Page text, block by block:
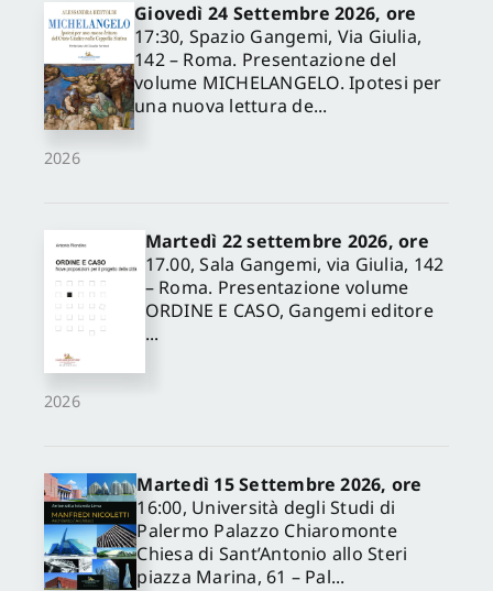
2026
Giovedì 24 Settembre 2026, ore
17:30, Spazio Gangemi, Via Giulia,
142 – Roma. Presentazione del
volume MICHELANGELO. Ipotesi per
una nuova lettura de...
2026
Martedì 22 settembre 2026, ore
17.00, Sala Gangemi, via Giulia, 142
– Roma. Presentazione volume
ORDINE E CASO, Gangemi editore
...
Martedì 15 Settembre 2026, ore
16:00, Università degli Studi di
Palermo Palazzo Chiaromonte
Chiesa di Sant’Antonio allo Steri
piazza Marina, 61 – Pal...